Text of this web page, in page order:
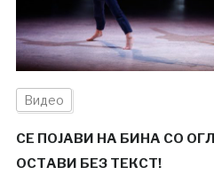
Видео
СЕ ПОЈАВИ НА БИНА СО
ОСТАВИ БЕЗ ТЕКСТ!